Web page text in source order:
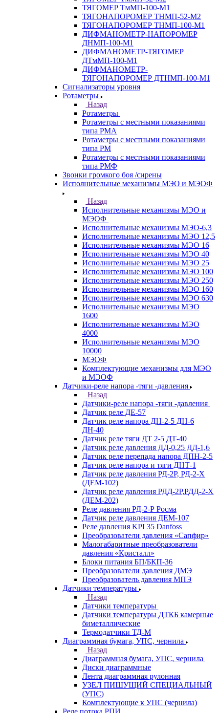
ТЯГОМЕР ТмМП-100-М1
ТЯГОНАПОРОМЕР ТНМП-52-М2
ТЯГОНАПОРОМЕР ТНМП-100-М1
ДИФМАНОМЕТР-НАПОРОМЕР
ДНМП-100-М1
ДИФМАНОМЕТР-ТЯГОМЕР
ДТмМП-100-М1
ДИФМАНОМЕТР-
ТЯГОНАПОРОМЕР ДТНМП-100-М1
Сигнализаторы уровня
Ротаметры
Назад
Ротаметры
Ротаметры с местными показаниями
типа РМА
Ротаметры с местными показаниями
типа РМ
Ротаметры с местными показаниями
типа РМФ
Звонки громкого боя /сирены
Исполнительные механизмы МЭО и МЭОФ
Назад
Исполнительные механизмы МЭО и
МЭОФ
Исполнительные механизмы МЭО-6,3
Исполнительные механизмы МЭО 12,5
Исполнительные механизмы МЭО 16
Исполнительные механизмы МЭО 40
Исполнительные механизмы МЭО 25
Исполнительные механизмы МЭО 100
Исполнительные механизмы МЭО 250
Исполнительные механизмы МЭО 160
Исполнительные механизмы МЭО 630
Исполнительные механизмы МЭО
1600
Исполнительные механизмы МЭО
4000
Исполнительные механизмы МЭО
10000
МЭОФ
Комплектующие механизмы для МЭО
и МЭОФ
Датчики-реле напора -тяги -давления
Назад
Датчики-реле напора -тяги -давления
Датчик реле ДЕ-57
Датчик реле напора ДН-2-5 ДН-6
ДН-40
Датчик реле тяги ДТ 2-5 ДТ-40
Датчик реле давления ДД-0,25 ДД-1,6
Датчик реле перепада напора ДПН-2-5
Датчик реле напора и тяги ДНТ-1
Датчик реле давления РД-2Р, РД-2-Х
(ДЕМ-102)
Датчик реле давления РДД-2Р,РДД-2-Х
(ДЕМ-202)
Реле давления РД-2-Р Росма
Датчик реле давления ДЕМ-107
Реле давления KPI 35 Danfoss
Преобразователи давления «Сапфир»
Малогабаритные преобразователи
давления «Кристалл»
Блоки питания БП/БКП-36
Преобразователи давления ДМЭ
Преобразователь давления МПЭ
Датчики температуры
Назад
Датчики температуры
Датчики температуры ДТКБ камерные
биметаллические
Термодатчики ТД-М
Диаграммная бумага, УПС, чернила
Назад
Диаграммная бумага, УПС, чернила
Диски диаграммные
Лента диаграммная рулонная
УЗЕЛ ПИШУЩИЙ СПЕЦИАЛЬНЫЙ
(УПС)
Комплектующие к УПС (чернила)
Реле потока РПИ